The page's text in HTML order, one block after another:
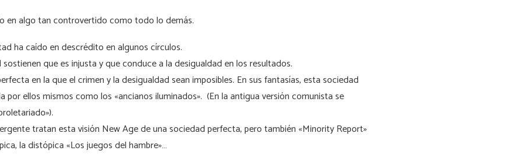
en algo tan controvertido como todo lo demás.
ha caído en descrédito en algunos círculos.
que es injusta y que conduce a la desigualdad en los resultados.
en la que el crimen y la desigualdad sean imposibles. En sus fantasías, esta sociedad
por ellos mismos como los «ancianos iluminados». (En la antigua versión comunista se
tratan esta visión New Age de una sociedad perfecta, pero también «Minority Report»
la distópica «Los juegos del hambre»…